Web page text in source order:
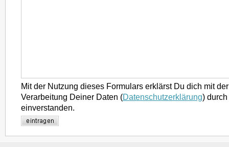
Mit der Nutzung dieses Formulars erklärst Du dich mit
Verarbeitung Deiner Daten (Datenschutzerklärung)
einverstanden.